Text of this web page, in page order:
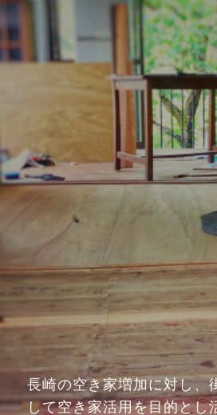
長崎の空き家増加に対し、
して空き家活用を目的とし